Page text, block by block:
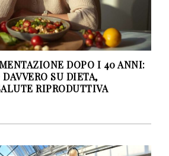
DOPO I 40 ANNI:
SU DIETA,
RIPRODUTTIVA